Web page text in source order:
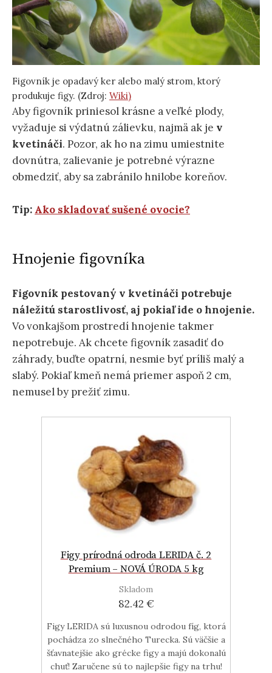
Figovník je opadavý ker alebo malý strom, ktorý
produkuje figy. (Zdroj: Wiki)
Aby figovník priniesol krásne a veľké plody,
vyžaduje si výdatnú zálievku, najmä ak je v
kvetináči. Pozor, ak ho na zimu umiestnite
dovnútra, zalievanie je potrebné výrazne
obmedziť, aby sa zabránilo hnilobe koreňov.
Tip: Ako skladovať sušené ovocie?
Hnojenie figovníka
Figovník pestovaný v kvetináči potrebuje
náležitú starostlivosť, aj pokiaľ ide o hnojenie.
Vo vonkajšom prostredí hnojenie takmer
nepotrebuje. Ak chcete figovník zasadiť do
záhrady, buďte opatrní, nesmie byť príliš malý a
slabý. Pokiaľ kmeň nemá priemer aspoň 2 cm,
nemusel by prežiť zimu.
Figy prírodná odroda LERIDA č. 2
Premium – NOVÁ ÚRODA 5 kg
Skladom
82.42 €
Figy LERIDA sú luxusnou odrodou fíg, ktorá
pochádza zo slnečného Turecka. Sú väčšie a
šťavnatejšie ako grécke figy a majú dokonalú
chuť! Zaručene sú to najlepšie figy na trhu!